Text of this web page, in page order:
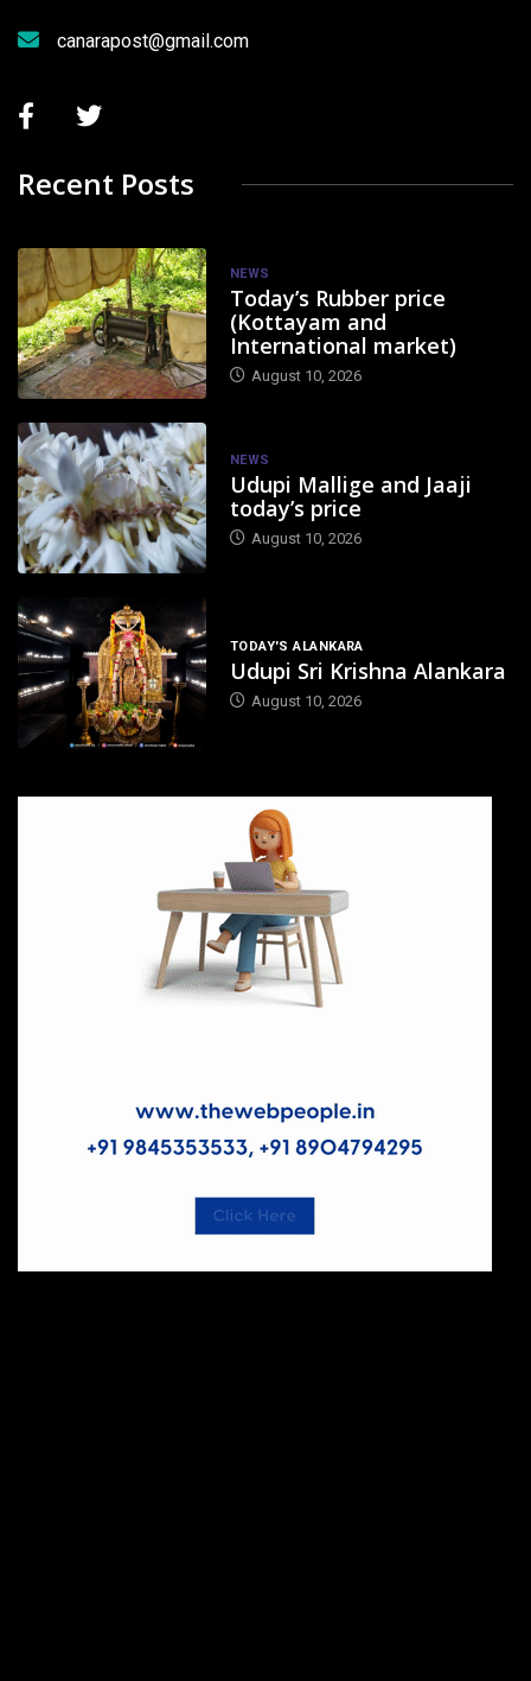
canarapost@gmail.com
Recent Posts
NEWS
Today’s Rubber price
(Kottayam and
International market)
August 10, 2026
NEWS
Udupi Mallige and Jaaji
today’s price
August 10, 2026
TODAY'S ALANKARA
Udupi Sri Krishna Alankara
August 10, 2026